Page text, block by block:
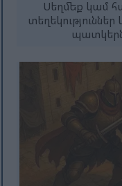
Սեղմեք կամ